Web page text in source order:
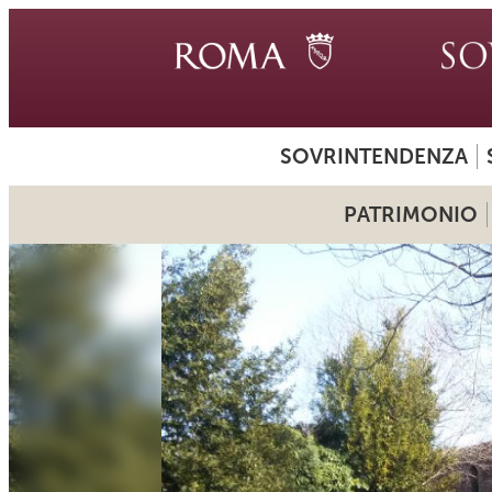
SOVRINTENDENZA
PATRIMONIO